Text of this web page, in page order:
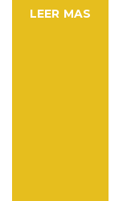
LEER MAS